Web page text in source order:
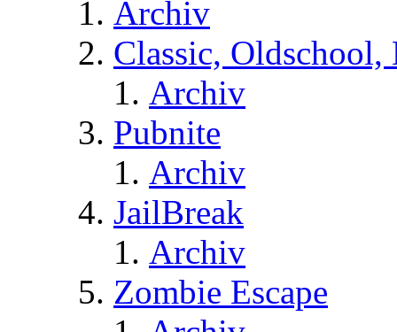
Archiv
Classic,
Archiv
Pubnite
Archiv
JailBreak
Archiv
Zombie Escape